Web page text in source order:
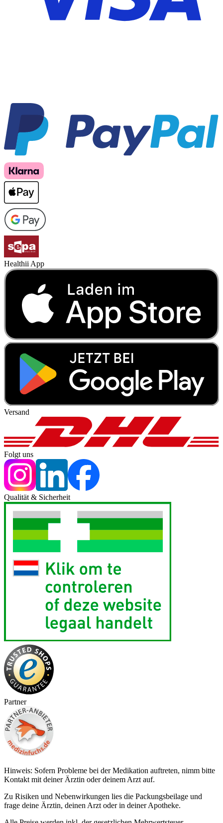
Healthii App
Versand
Folgt uns
Qualität & Sicherheit
Partner
Hinweis: Sofern Probleme bei der Medikation auftreten, nimm bitte
Kontakt mit deiner Ärztin oder deinem Arzt auf.
Zu Risiken und Nebenwirkungen lies die Packungsbeilage und
frage deine Ärztin, deinen Arzt oder in deiner Apotheke.